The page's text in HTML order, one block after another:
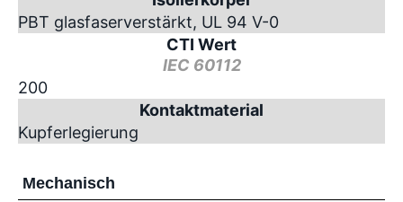
PBT glasfaserverstärkt, UL 94 V-0
CTI Wert
IEC 60112
200
Kontaktmaterial
Kupferlegierung
Mechanisch